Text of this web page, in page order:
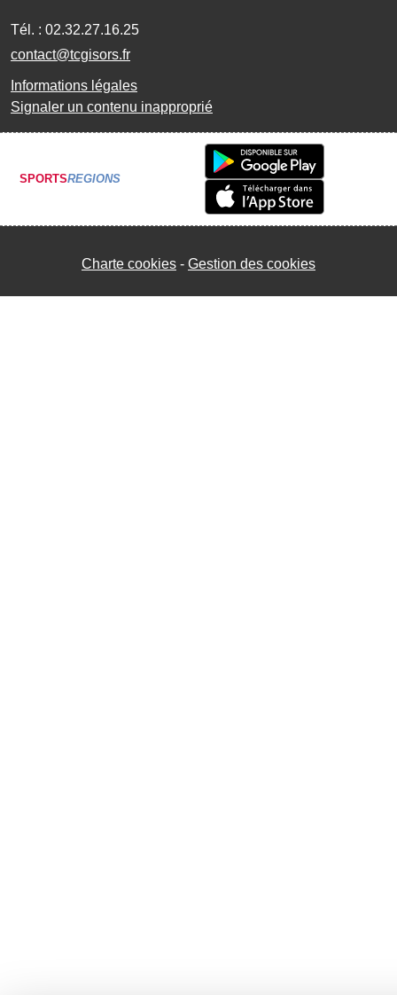
Tél. : 02.32.27.16.25
contact@tcgisors.fr
Informations légales
Signaler un contenu inapproprié
SPORTSREGIONS
Charte cookies Gestion des cookies